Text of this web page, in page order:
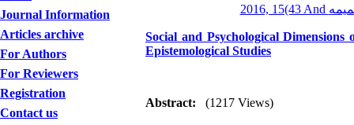
Journal Information
Articles archive
For Authors
For Reviewers
Registration
Contact us
Social and Psychological
Epistemological Studies
Abstract: (1217 Views)